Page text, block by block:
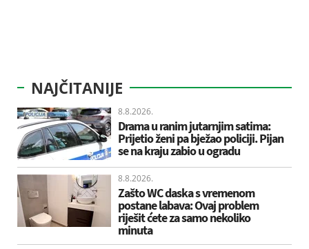
NAJČITANIJE
8.8.2026.
Drama u ranim jutarnjim satima:
Prijetio ženi pa bježao policiji. Pijan
se na kraju zabio u ogradu
8.8.2026.
Zašto WC daska s vremenom
postane labava: Ovaj problem
riješit ćete za samo nekoliko
minuta